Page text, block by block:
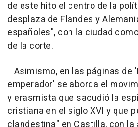
de este hito el centro de la
desplaza de Flandes y
españoles", con la ciudad
de la corte.
Asimismo, en las páginas de
emperador' se aborda el
y erasmista que sacudió la
cristiana en el siglo XVI y que
clandestina" en Castilla, con la